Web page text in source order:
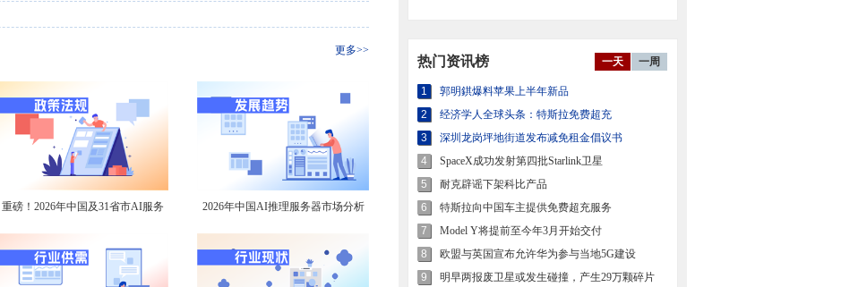
更多>>
重磅！2026年中国及31省市AI服务
2026年中国AI推理服务器市场分析
一天
一周
热门资讯榜
1
郭明錤爆料苹果上半年新品
2
经济学人全球头条：特斯拉免费超充
3
深圳龙岗坪地街道发布减免租金倡议书
4
SpaceX成功发射第四批Starlink卫星
5
耐克辟谣下架科比产品
6
特斯拉向中国车主提供免费超充服务
7
Model Y将提前至今年3月开始交付
8
欧盟与英国宣布允许华为参与当地5G建设
9
明早两报废卫星或发生碰撞，产生29万颗碎片